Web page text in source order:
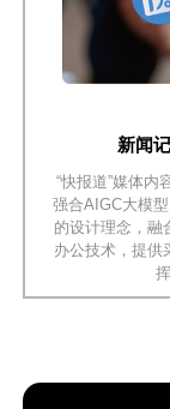
新闻
“快报道”媒体内
强合AIGC大模
的设计理念，融
办公技术，提供